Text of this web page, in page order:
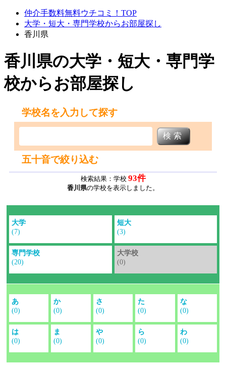
仲介手数料無料ウチコミ！TOP
大学・短大・専門学校からお部屋探し
香川県
香川県の大学・短大・専門学
校からお部屋探し
学校名を入力して探す
五十音で絞り込む
検索結果：学校 93件
香川県の学校を表示しました。
大学
(7)
短大
(3)
専門学校
(20)
大学校
(0)
あ
(0)
か
(0)
さ
(0)
た
(0)
な
(0)
は
(0)
ま
(0)
や
(0)
ら
(0)
わ
(0)